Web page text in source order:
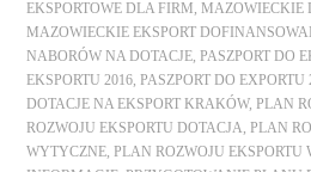
EKSPORTOWE DLA FIRM,MAZOWIECKIE
MAZOWIECKIE EKSPORT
NABORÓW NA DOTACJE, PASZPORT DO
EKSPORTU 2016, PASZPORT DO EXPORTU
DOTACJE NA EKSPORT KRAKÓW, PLAN
ROZWOJU EKSPORTU DOTACJA, PLAN
WYTYCZNE, PLAN ROZWOJU EKSPORTU